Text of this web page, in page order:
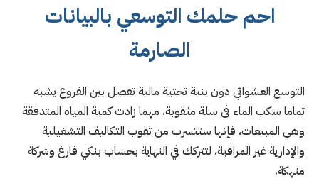
احم حلمك التوسعي بالبيانات
الصارمة
التوسع العشوائي دون بنية تحتية مالية تفصل بين الفروع يشبه
تماما سكب الماء في سلة مثقوبة. مهما زادت كمية المياه المتدفقة
وهي المبيعات، فإنها ستتسرب من ثقوب التكاليف التشغيلية
والإدارية غير المراقبة، لتتركك في النهاية بحساب بنكي فارغ وشركة
منهكة.